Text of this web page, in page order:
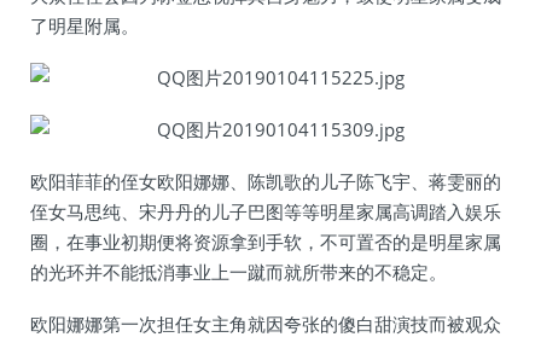
了明星附属。
欧阳菲菲的侄女欧阳娜娜、陈凯歌的儿子陈飞宇、蒋雯丽的
侄女马思纯、宋丹丹的儿子巴图等等明星家属高调踏入娱乐
圈，在事业初期便将资源拿到手软，不可置否的是明星家属
的光环并不能抵消事业上一蹴而就所带来的不稳定。
欧阳娜娜第一次担任女主角就因夸张的傻白甜演技而被观众